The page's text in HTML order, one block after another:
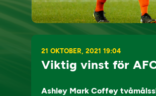
21 OKTOBER, 2021 19:04
Viktig vinst för
Ashley Mark Coffey